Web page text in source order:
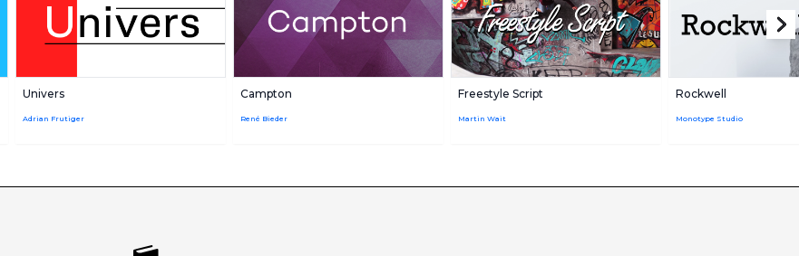
Univers
Adrian Frutiger
Campton
René Bieder
Freestyle Script
Martin Wait
Rockwell
Monotype Studio